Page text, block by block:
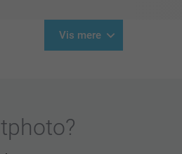
Vis mere
?